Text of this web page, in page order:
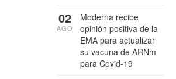
Moderna recibe
opinión positiva de la
EMA para actualizar
su vacuna de ARNm
para Covid-19
02
AGO